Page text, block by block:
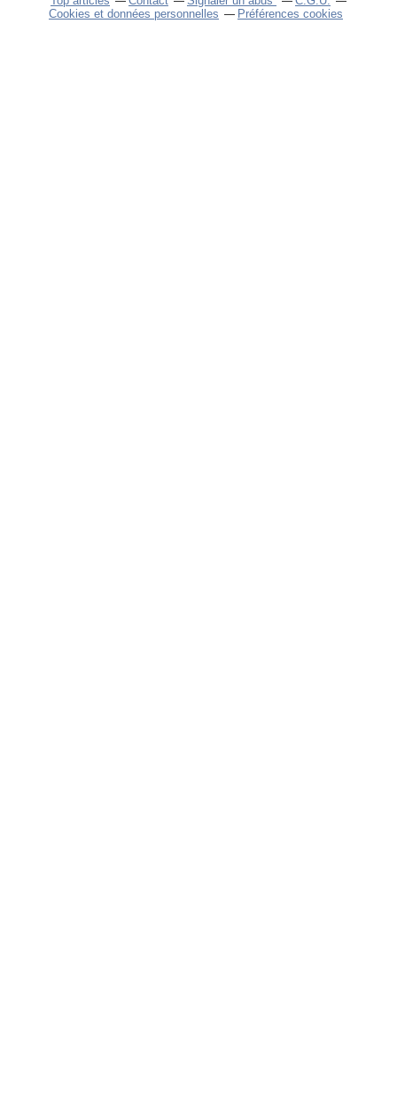
Cookies et données personnelles
Préférences cookies